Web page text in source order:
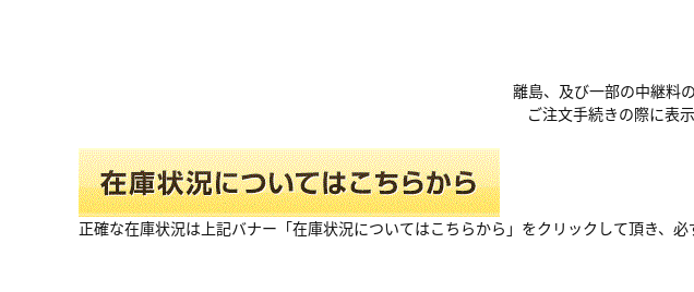
離島、及び一部の中継料
ご注文手続きの際に表
正確な在庫状況は上記バナー「在庫状況についてはこちらから」をクリックして頂き、必